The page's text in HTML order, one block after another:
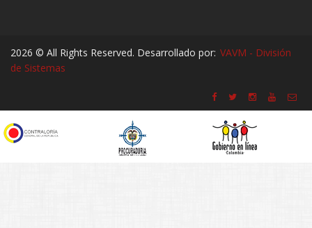
2026 © All Rights Reserved. Desarrollado por: VAVM - División
de Sistemas